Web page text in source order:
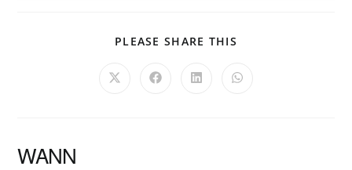
PLEASE SHARE THIS
WANN